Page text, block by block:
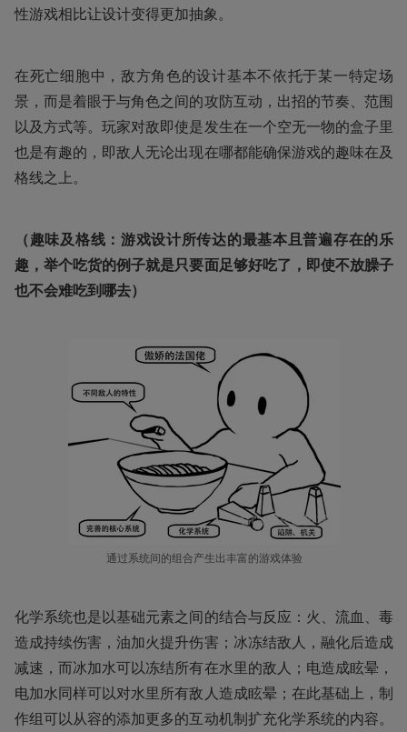
性游戏相比让设计变得更加抽象。
在死亡细胞中，敌方角色的设计基本不依托于某一特定场
景，而是着眼于与角色之间的攻防互动，出招的节奏、范围
以及方式等。玩家对敌即使是发生在一个空无一物的盒子里
也是有趣的，即敌人无论出现在哪都能确保游戏的趣味在及
格线之上。
（趣味及格线：游戏设计所传达的最基本且普遍存在的乐
趣，举个吃货的例子就是只要面足够好吃了，即使不放臊子
也不会难吃到哪去）
通过系统间的组合产生出丰富的游戏体验
化学系统也是以基础元素之间的结合与反应：火、流血、毒
造成持续伤害，油加火提升伤害；冰冻结敌人，融化后造成
减速，而冰加水可以冻结所有在水里的敌人；电造成眩晕，
电加水同样可以对水里所有敌人造成眩晕；在此基础上，制
作组可以从容的添加更多的互动机制扩充化学系统的内容。